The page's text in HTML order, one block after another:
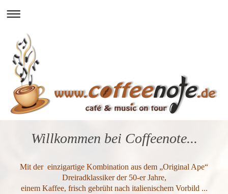
Willkommen bei Coffeenote...
Mit der einzigartige Kombination aus dem „Original Ape“
Dreiradklassiker der 50-er Jahre,
einem Kaffee, frisch gebrüht nach italienischem Vorbild ...